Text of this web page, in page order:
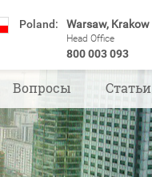
Poland: Warsaw, Krakow
Head Office
800 003 093
Вопросы Статьи